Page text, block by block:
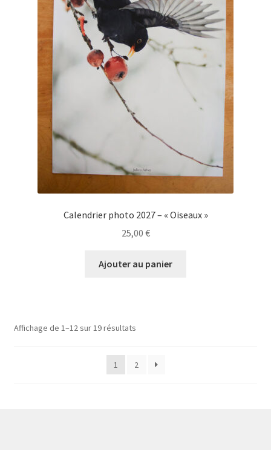
Calendrier photo 2027 – « Oiseaux »
25,00 €
Ajouter au panier
Affichage de 1–12 sur 19 résultats
1 2